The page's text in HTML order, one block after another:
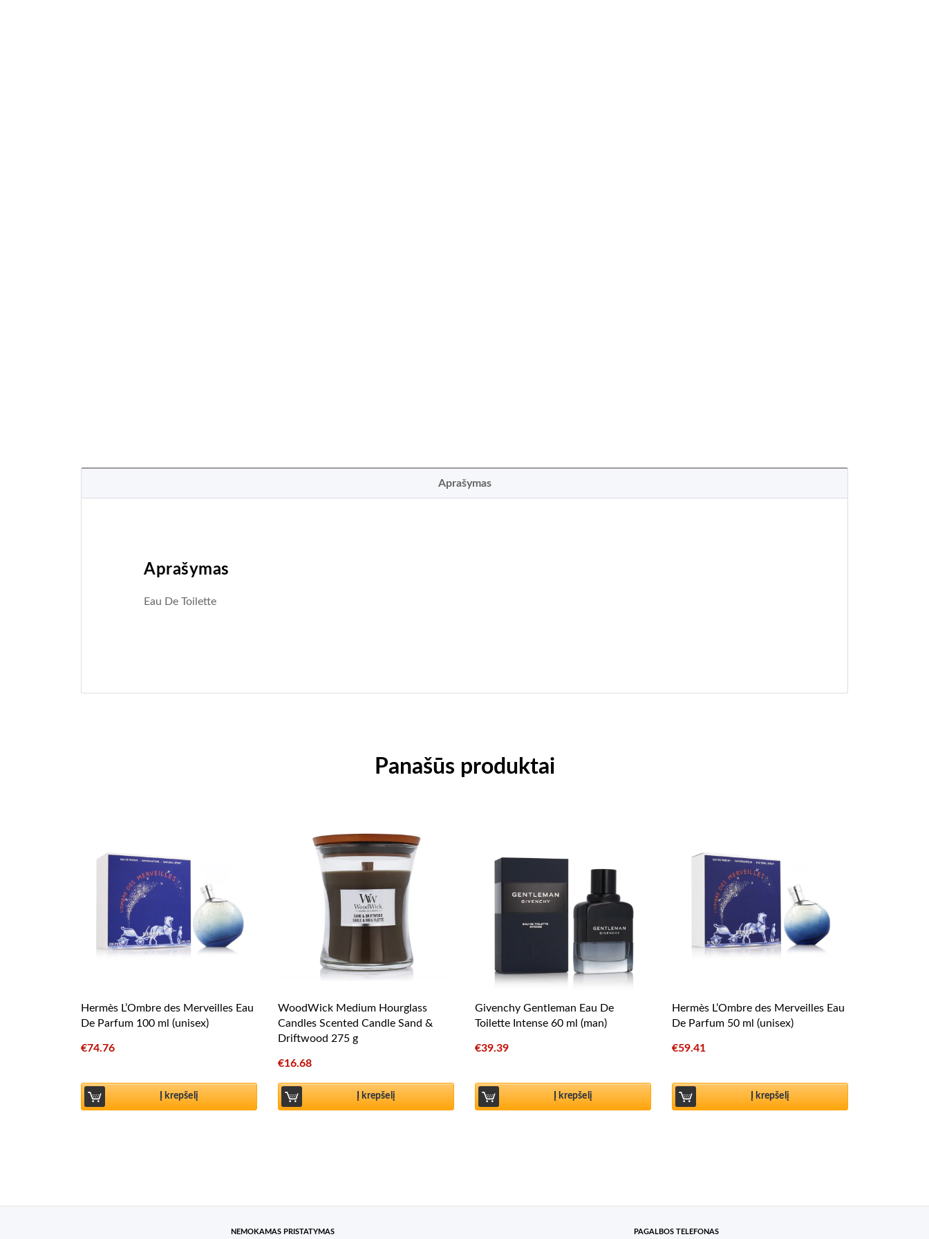
Aprašymas
Aprašymas
Eau De Toilette
Panašūs produktai
Hermès L’Ombre des Merveilles Eau
De Parfum 100 ml (unisex)
€74.76
Į krepšelį
WoodWick Medium Hourglass
Candles Scented Candle Sand &
Driftwood 275 g
€16.68
Į krepšelį
Givenchy Gentleman Eau De
Toilette Intense 60 ml (man)
€39.39
Į krepšelį
Hermès L’Ombre des Merveilles Eau
De Parfum 50 ml (unisex)
€59.41
Į krepšelį
NEMOKAMAS PRISTATYMAS PAGALBOS TELEFONAS